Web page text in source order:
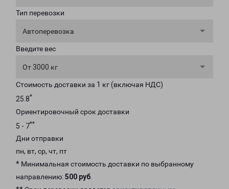
Тип перевозки
Автоперевозка
Введите вес
От 3000 кг
Стоимость доставки за 1 кг (включая НДС)
25.8*
Ориентировочный срок доставки
5 - 7**
Дни отправки
пн, вт, ср, чт, пт
* Минимальная стоимость доставки по выбранному
направлению: 500 руб.